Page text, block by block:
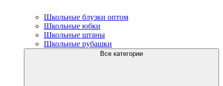
Школьные блузки оптом
Школьные юбки
Школьные штаны
Школьные рубашки
Все категории